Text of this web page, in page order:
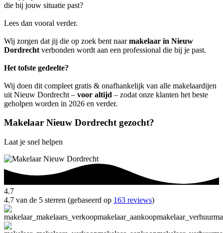
die bij jouw situatie past?
Lees dan vooral verder.
Wij zorgen dat jij die op zoek bent naarmakelaar in Nieuw
Dordrecht verbonden wordt aan een professional die bij je past.
Het tofste gedeelte?
Wij doen dit compleet gratis & onafhankelijk van alle makelaardijen
uit Nieuw Dordrecht – voor altijd – zodat onze klanten het beste
geholpen worden in 2026 en verder.
Makelaar Nieuw Dordrecht gezocht?
Laat je snel helpen
4.7
4.7 van de 5 sterren (gebaseerd op 163 reviews)